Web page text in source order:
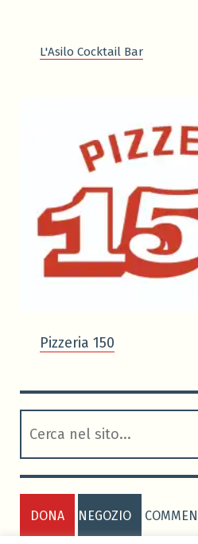
L'Asilo Cocktail Bar
Pizzeria 150
DONA NEGOZIO